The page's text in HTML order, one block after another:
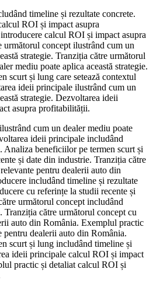
timeline și rezultate concrete.
ROI și impact asupra
calcul ROI și impact asupra
concept ilustrând cum un
strategie. Tranziția către următorul
mediu poate aplica această strategie.
scurt și lung care setează contextul
ideii principale ilustrând cum un
strategie. Dezvoltarea ideii
asupra profitabilității.
cum un dealer mediu poate
ideii principale includând
Analiza beneficiilor pe termen scurt și
și date din industrie. Tranziția către
pentru dealerii auto din
includând timeline și rezultate
cu referințe la studii recente și
următorul concept includând
Tranziția către următorul concept cu
auto din România. Exemplul practic
pentru dealerii auto din România.
scurt și lung includând timeline și
ideii principale calcul ROI și impact
practic și detaliat calcul ROI și